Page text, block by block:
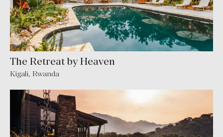
The Retreat by Heaven
Kigali, Rwanda